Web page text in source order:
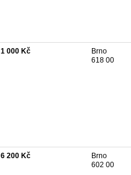
1 000 Kč
Brno
618 00
6 200 Kč
Brno
602 00